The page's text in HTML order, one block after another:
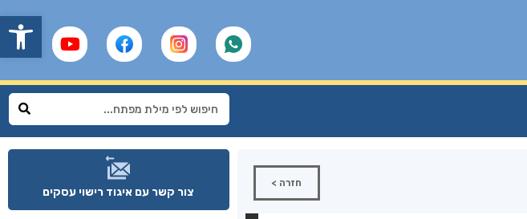
חזרה >
צור קשר עם איגוד רישוי עסקים